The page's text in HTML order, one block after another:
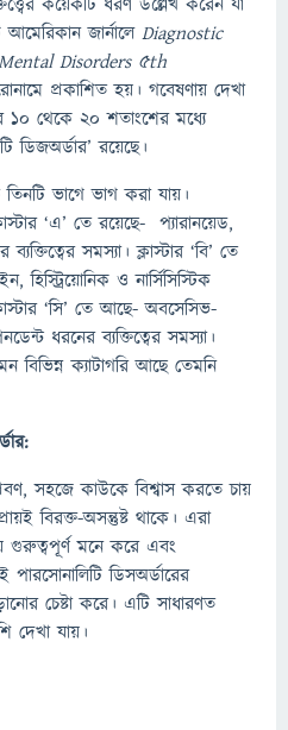
জার্নালে Diagnostic
Disorders 5th
প্রকাশিত হয়। গবেষণায় দেখা
১০ থেকে ২০ শতাংশের মধ্যে
ডিজঅর্ডার’ রয়েছে।
ভাগে ভাগ করা যায়।
‘এ’ তে রয়েছে- প্যারানয়েড,
সমস্যা। ক্লাস্টার ‘বি’ তে
হিস্ট্রিয়োনিক ও নার্সিসিস্টিক
‘সি’ তে আছে- অবসেসিভ-
ধরনের ব্যক্তিত্বের সমস্যা।
বিভিন্ন ক্যাটাগরি আছে তেমনি
সহজে কাউকে বিশ্বাস করতে চায়
বিরক্ত-অসন্তুষ্ট থাকে। এরা
গুরুত্বপূর্ণ মনে করে এবং
পারসোনালিটি ডিসঅর্ডারের
চেষ্টা করে। এটি সাধারণত
দেখা যায়।